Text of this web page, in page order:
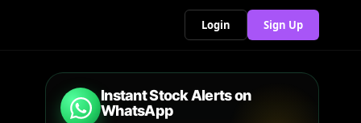
Login Sign Up
Instant Stock Alerts on
WhatsApp